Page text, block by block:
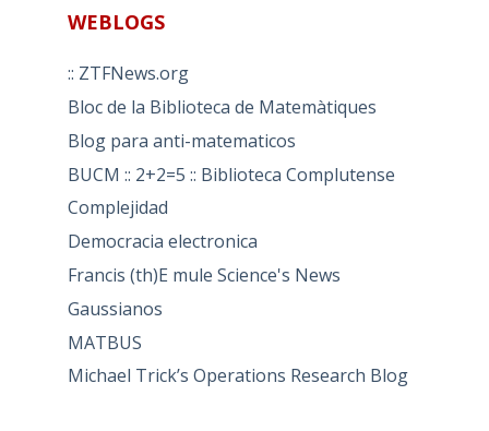
WEBLOGS
:: ZTFNews.org
Bloc de la Biblioteca de Matemàtiques
Blog para anti-matematicos
BUCM :: 2+2=5 :: Biblioteca Complutense
Complejidad
Democracia electronica
Francis (th)E mule Science's News
Gaussianos
MATBUS
Michael Trick’s Operations Research Blog